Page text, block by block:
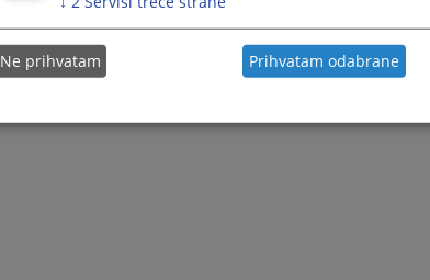
Ne prihvatam Prihvatam odabrane